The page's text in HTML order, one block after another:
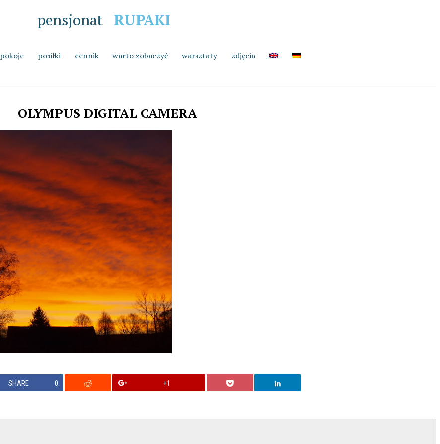
pensjonat RUPAKI
pokoje posiłki cennik warto zobaczyć warsztaty zdjęcia
OLYMPUS DIGITAL CAMERA
SHARE 0 +1